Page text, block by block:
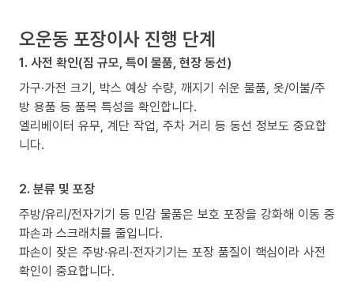
오운동 포장이사 진행 단계
1. 사전 확인(짐 규모, 특이 물품, 현장 동선)
가구·가전 크기, 박스 예상 수량, 깨지기 쉬운 물품, 옷/이불/주
방 용품 등 품목 특성을 확인합니다.
엘리베이터 유무, 계단 작업, 주차 거리 등 동선 정보도 중요합
니다.
2. 분류 및 포장
주방/유리/전자기기 등 민감 물품은 보호 포장을 강화해 이동 중
파손과 스크래치를 줄입니다.
파손이 잦은 주방·유리·전자기기는 포장 품질이 핵심이라 사전
확인이 중요합니다.